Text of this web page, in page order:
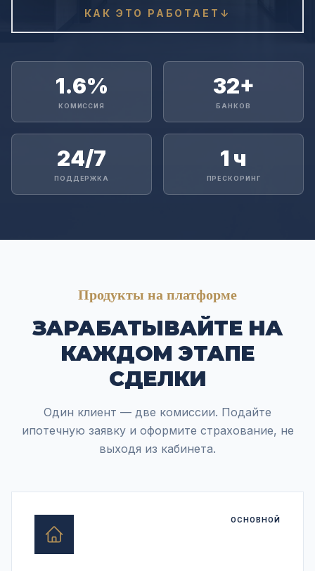
КАК ЭТО РАБОТАЕТ ↓
1.6%
КОМИССИЯ
32+
БАНКОВ
24/7
ПОДДЕРЖКА
1 ч
ПРЕСКОРИНГ
Продукты на платформе
ЗАРАБАТЫВАЙТЕ НА
КАЖДОМ ЭТАПЕ
СДЕЛКИ
Один клиент — две комиссии. Подайте
ипотечную заявку и оформите страхование, не
выходя из кабинета.
ОСНОВНОЙ